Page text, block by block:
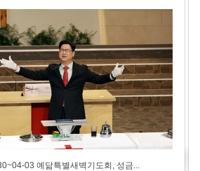
03 예닮특별새벽기도회, 성금...